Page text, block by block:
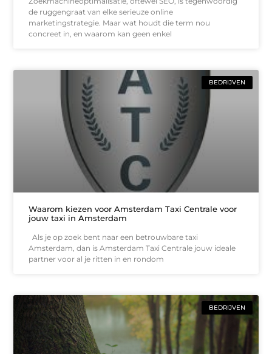
de ruggengraat van elke serieuze online
marketingstrategie. Maar wat houdt die term nou
concreet in, en waarom kan geen enkel
BEDRIJVEN
Waarom kiezen voor Amsterdam Taxi Centrale voor
jouw taxi in Amsterdam
Als je op zoek bent naar een betrouwbare taxi
Amsterdam, dan is Amsterdam Taxi Centrale jouw ideale
partner voor al je ritten in en rondom
BEDRIJVEN